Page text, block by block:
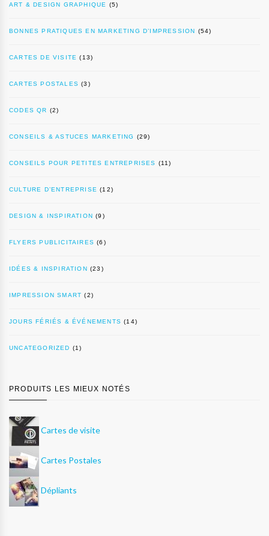
ART & DESIGN GRAPHIQUE (5)
BONNES PRATIQUES EN MARKETING D’IMPRESSION (54)
CARTES DE VISITE (13)
CARTES POSTALES (3)
CODES QR (2)
CONSEILS & ASTUCES MARKETING (29)
CONSEILS POUR PETITES ENTREPRISES (11)
CULTURE D’ENTREPRISE (12)
DESIGN & INSPIRATION (9)
FLYERS PUBLICITAIRES (6)
IDÉES & INSPIRATION (23)
IMPRESSION SMART (2)
JOURS FÉRIÉS & ÉVÉNEMENTS (14)
UNCATEGORIZED (1)
PRODUITS LES MIEUX NOTÉS
Cartes de visite
Cartes Postales
Dépliants